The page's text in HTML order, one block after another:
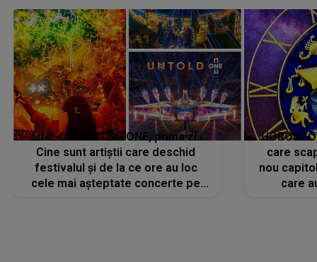
LINE-UP UNTOLD ONE, prima zi.
Cine sunt artiștii care deschid
festivalul și de la ce ore au loc
cele mai așteptate concerte pe
care
nou
care